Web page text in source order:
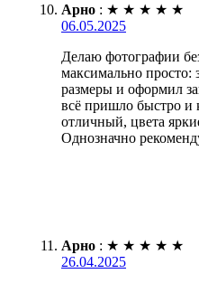
Арно : ★ ★ ★ ★ ★
06.05.2025
Делаю фотографии
максимально просто:
размеры и оформил
всё пришло быстро и
отличный, цвета
Однозначно
Арно : ★ ★ ★ ★ ★
26.04.2025